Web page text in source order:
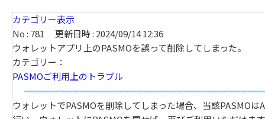
カテゴリー表示
No : 781
更新日時 : 2024/09/14 12:36
ウォレットアプリ上のPASMOを誤って削除してしまった。
カテゴリー：
PASMOご利用上のトラブル
ウォレットでPASMOを削除してしまった場合、当該PASMO